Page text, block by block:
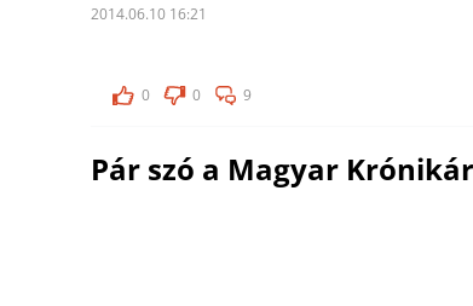
2014.06.10 16:21
0 0 9
Pár szó a Magyar